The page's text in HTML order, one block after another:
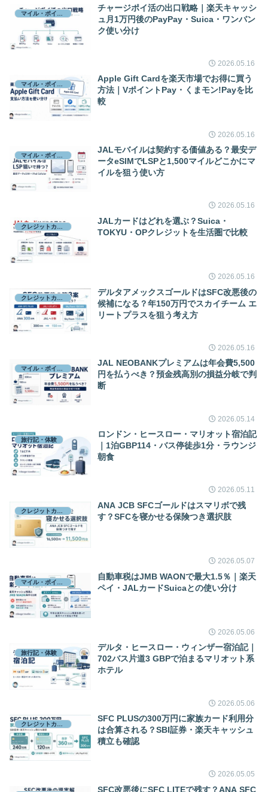
チャージポイ活の出口戦略｜楽天キャッシ
ュ月1万円後のPayPay・Suica・ワンバン
ク使い分け
2026.05.16
マイル・ポイント
Apple Gift Cardを楽天市場でお得に買う
方法｜VポイントPay・くまモン!Payを比
較
2026.05.16
JALモバイルは契約する価値ある？最安デ
ータeSIMでLSPと1,500マイルどこかにマ
イルを狙う使い方
2026.05.16
JALカードはどれを選ぶ？Suica・
TOKYU・OPクレジットを生活圏で比較
2026.05.16
デルタアメックスゴールドはSFC改悪後の
候補になる？年150万円でスカイチーム エ
リートプラスを狙う考え方
2026.05.16
マイル・ポイント
JAL NEOBANKプレミアムは年会費5,500
円を払うべき？預金残高別の損益分岐で判
断
2026.05.14
旅行記・体験
ロンドン・ヒースロー・マリオット宿泊記
｜1泊GBP114・バス停徒歩1分・ラウンジ
朝食
2026.05.11
ANA JCB SFCゴールドはスマリボで残
す？SFCを寝かせる保険つき選択肢
2026.05.07
自動車税はJMB WAONで最大1.5％｜楽天
ペイ・JALカードSuicaとの使い分け
2026.05.06
旅行記・体験
デルタ・ヒースロー・ウィンザー宿泊記｜
702バス片道3 GBPで泊まるマリオット系
ホテル
2026.05.06
SFC PLUSの300万円に家族カード利用分
は合算される？SBI証券・楽天キャッシュ
積立も確認
2026.05.05
SFC改悪後にSFC LITEで残す？ANA SFC